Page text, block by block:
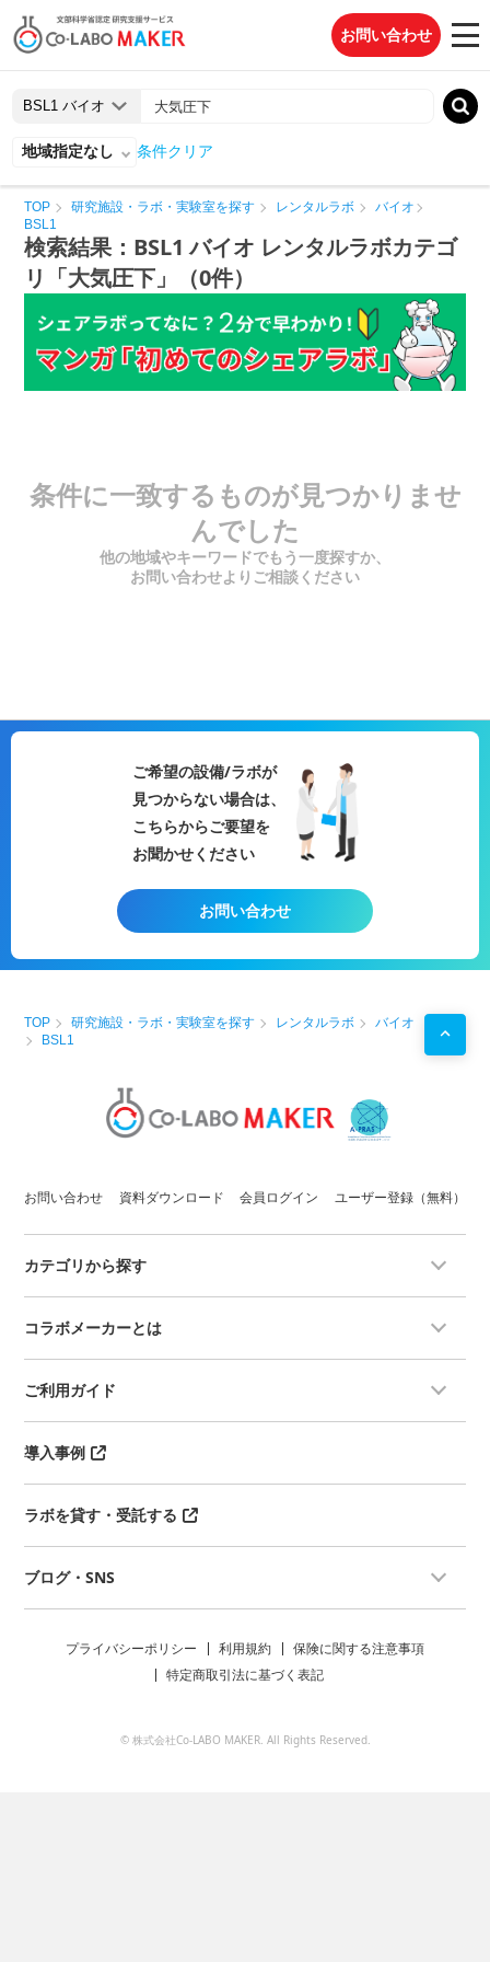
お問い合わせ
地域指定なし 条件クリア
TOP 研究施設・ラボ・実験室を探す レンタルラボ
バイオ
BSL1
検索結果：BSL1 バイオ レンタルラボカテゴ
リ「大気圧下」（0件）
条件に一致するものが見つかりませ
んでした
他の地域やキーワードでもう一度探すか、
お問い合わせよりご相談ください
ご希望の設備/ラボが
見つからない場合は、
こちらからご要望を
お聞かせください
お問い合わせ
TOP 研究施設・ラボ・実験室を探す レンタルラボ
バイオ
BSL1
お問い合わせ 資料ダウンロード 会員ログイン ユーザー登録（無料）
カテゴリから探す
コラボメーカーとは
ご利用ガイド
導入事例
ラボを貸す・受託する
ブログ・SNS
プライバシーポリシー 利用規約
保険に関する注意事項
特定商取引法に基づく表記
© 株式会社Co-LABO MAKER. All Rights Reserved.